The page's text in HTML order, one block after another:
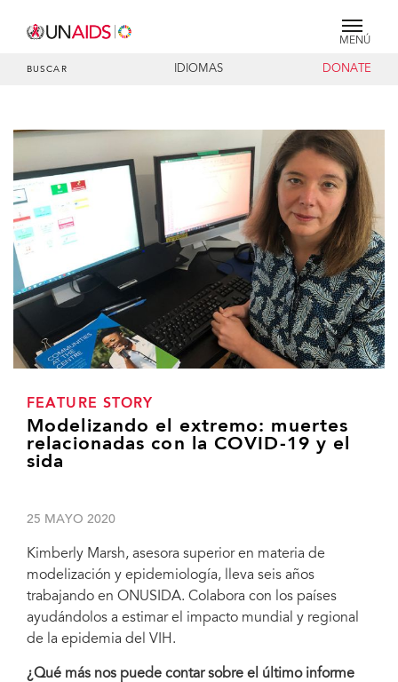
MENÚ
BUSCAR IDIOMAS DONATE
FEATURE STORY
Modelizando el extremo: muertes
relacionadas con la COVID-19 y el
sida
25 MAYO 2020
Kimberly Marsh, asesora superior en materia de
modelización y epidemiología, lleva seis años
trabajando en ONUSIDA. Colabora con los países
ayudándolos a estimar el impacto mundial y regional
de la epidemia del VIH.
¿Qué más nos puede contar sobre el último informe